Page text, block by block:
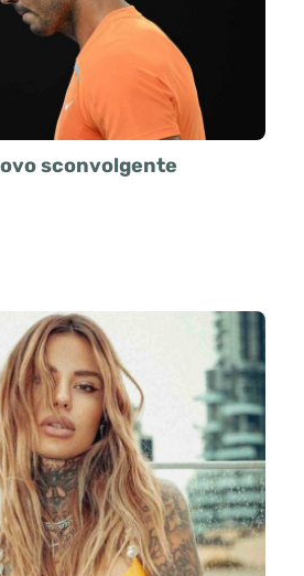
sconvolgente